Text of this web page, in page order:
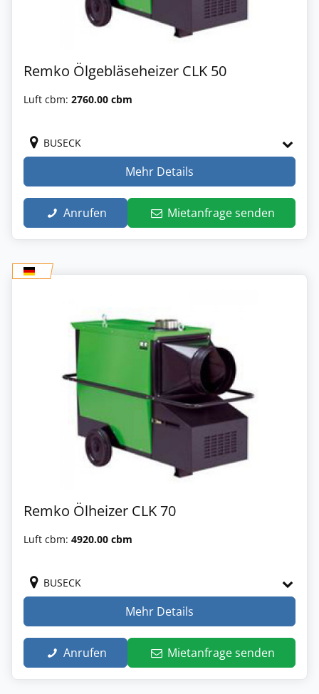
Remko Ölgebläseheizer CLK 50
Luft cbm: 2760.00 cbm
BUSECK
Mehr Details
Anrufen Mietanfrage senden
Remko Ölheizer CLK 70
Luft cbm: 4920.00 cbm
BUSECK
Mehr Details
Anrufen Mietanfrage senden